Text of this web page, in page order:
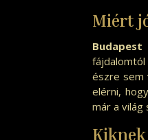
Miért
Budapest
észre sem
elérni,
már a világ